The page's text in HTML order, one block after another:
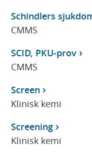
Schindlers
CMMS
SCID, PKU-prov
CMMS
Screen
Klinisk kemi
Screening
Klinisk kemi